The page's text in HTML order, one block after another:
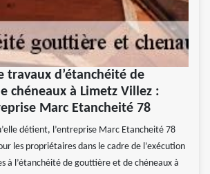
travaux d’étanchéité de
chéneaux à Limetz Villez :
Marc Etancheité 78
détient, l’entreprise Marc Etancheité 78
les propriétaires dans le cadre de l’exécution
à l’étanchéité de gouttière et de chéneaux à